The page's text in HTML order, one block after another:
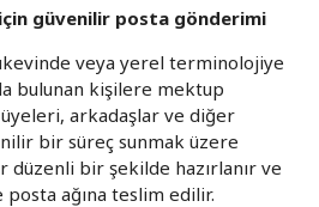
güvenilir posta gönderimi
veya yerel terminolojiye
bulunan kişilere mektup
arkadaşlar ve diğer
bir süreç sunmak üzere
düzenli bir şekilde hazırlanır ve
posta ağına teslim edilir.